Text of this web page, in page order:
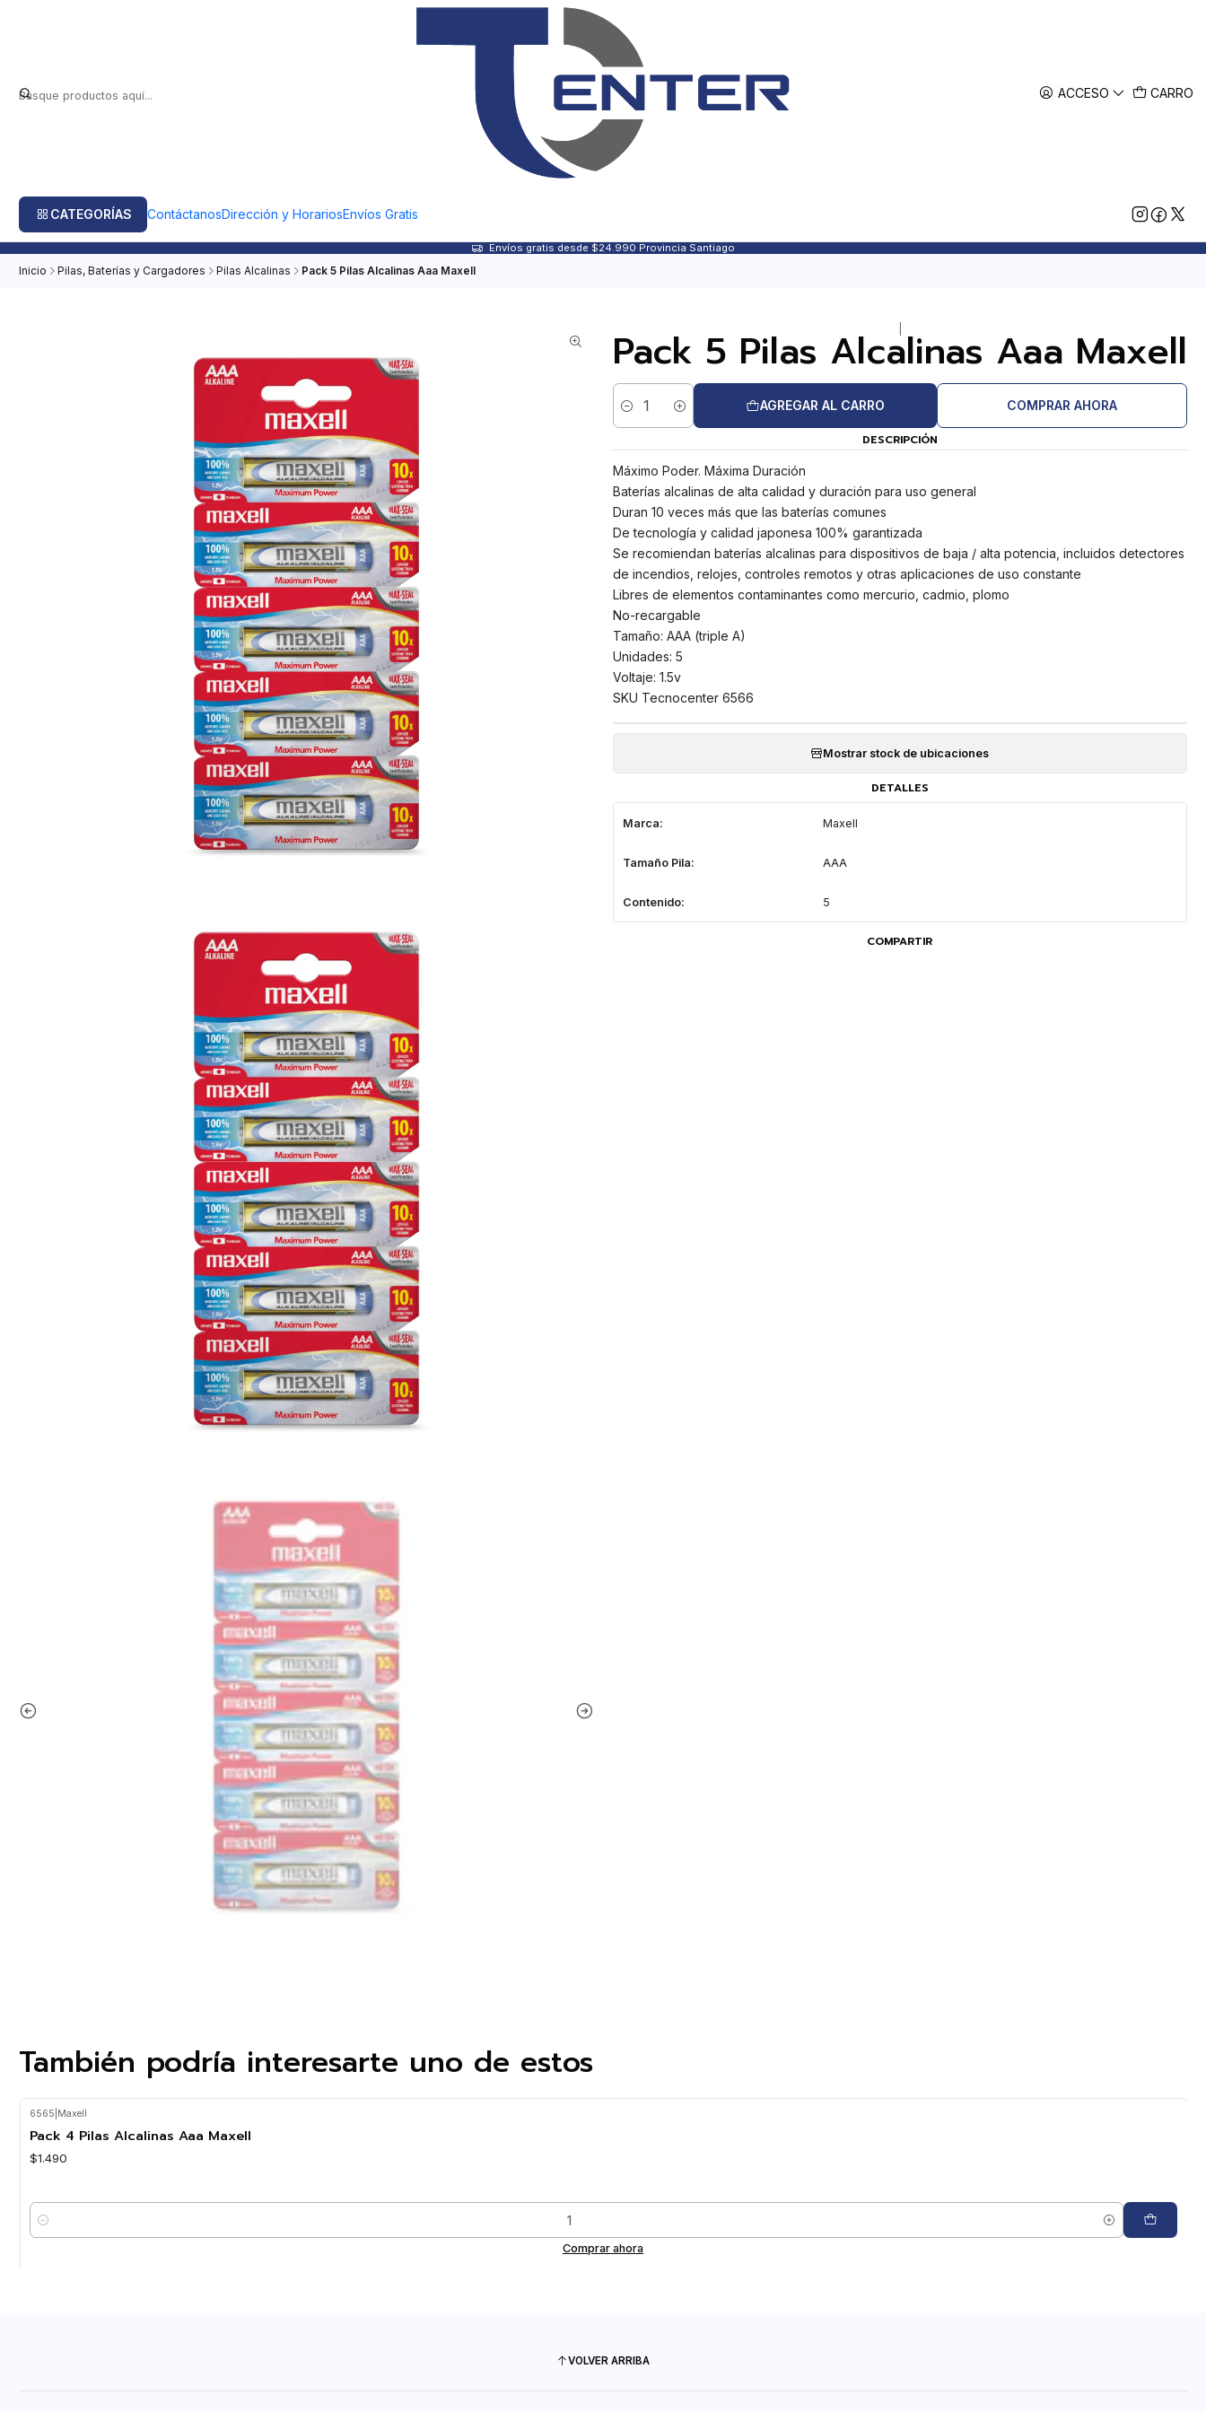
ACCESO CARRO
CATEGORÍAS ContáctanosDirección y HorariosEnvíos Gratis
Envíos gratis desde $24.990 Provincia Santiago
Inicio Pilas, Baterías y Cargadores Pilas Alcalinas Pack 5 Pilas Alcalinas Aaa Maxell
Pack 5 Pilas Alcalinas Aaa Maxell
Cantidad
AGREGAR AL CARRO COMPRAR AHORA
DESCRIPCIÓN
Máximo Poder. Máxima Duración
Baterías alcalinas de alta calidad y duración para uso general
Duran 10 veces más que las baterías comunes
De tecnología y calidad japonesa 100% garantizada
Se recomiendan baterías alcalinas para dispositivos de baja / alta potencia, incluidos detectores
de incendios, relojes, controles remotos y otras aplicaciones de uso constante
Libres de elementos contaminantes como mercurio, cadmio, plomo
No-recargable
Tamaño: AAA (triple A)
Unidades: 5
Voltaje: 1.5v
SKU Tecnocenter 6566
Mostrar stock de ubicaciones
DETALLES
Marca: Maxell
Tamaño Pila: AAA
Contenido: 5
COMPARTIR
También podría interesarte uno de estos
6565 Maxell
Pack 4 Pilas Alcalinas Aaa Maxell
$1.490
Cantidad
Comprar ahora
VOLVER ARRIBA